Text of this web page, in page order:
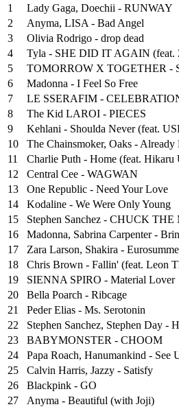
1
Lady Gaga, Doechii - RUNWAY
2
Anyma, LISA - Bad Angel
3
Olivia Rodrigo - drop dead
4
Tyla - SHE DID IT AGAIN (feat.
5
TOMORROW X TOGETHER -
6
Madonna - I Feel So Free
7
LE SSERAFIM -
8
The Kid LAROI - PIECES
9
Kehlani - Shoulda Never (feat.
10
The Chainsmoker, Oaks -
11
Charlie Puth - Home (feat. Hikaru
12
Central Cee - WAGWAN
13
One Republic - Need Your Love
14
Kodaline - We Were Only Young
15
Stephen Sanchez - CHUCK
16
Madonna, Sabrina Carpenter -
17
Zara Larson, Shakira -
18
Chris Brown - Fallin' (feat. Leon
19
SIENNA SPIRO - Material Lover
20
Bella Poarch - Ribcage
21
Peder Elias - Ms. Serotonin
22
Stephen Sanchez, Stephen Day
23
BABYMONSTER - CHOOM
24
Papa Roach, Hanumankind - See
25
⁠Calvin Harris, Jazzy - Satisfy
26
Blackpink - GO
27
Anyma - Beautiful (with Joji)